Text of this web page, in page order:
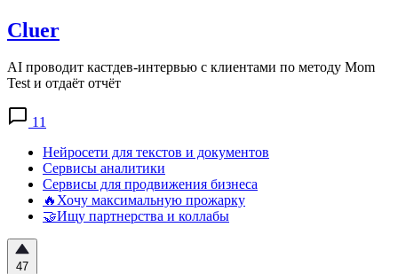
Cluer
AI проводит кастдев-интервью с клиентами по методу Mom
Test и отдаёт отчёт
11
Нейросети для текстов и документов
Сервисы аналитики
Сервисы для продвижения бизнеса
🔥Хочу максимальную прожарку
🤝Ищу партнерства и коллабы
47